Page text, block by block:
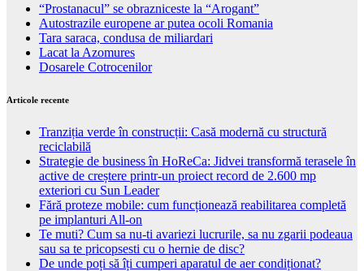
“Prostanacul” se obrazniceste la “Arogant”
Autostrazile europene ar putea ocoli Romania
Tara saraca, condusa de miliardari
Lacat la Azomures
Dosarele Cotrocenilor
Articole recente
Tranziția verde în construcții: Casă modernă cu structură
reciclabilă
Strategie de business în HoReCa: Jidvei transformă terasele în
active de creștere printr-un proiect record de 2.600 mp
exteriori cu Sun Leader
Fără proteze mobile: cum funcționează reabilitarea completă
pe implanturi All-on
Te muti? Cum sa nu-ti avariezi lucrurile, sa nu zgarii podeaua
sau sa te pricopsesti cu o hernie de disc?
De unde poți să îți cumperi aparatul de aer condiționat?